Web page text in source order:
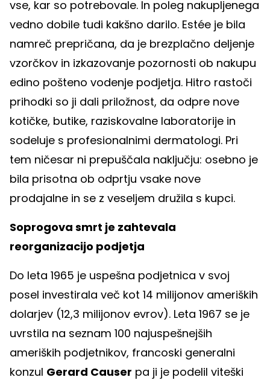
vse, kar so potrebovale. In poleg nakupljenega
vedno dobile tudi kakšno darilo. Estée je bila
namreč prepričana, da je brezplačno deljenje
vzorčkov in izkazovanje pozornosti ob nakupu
edino pošteno vodenje podjetja. Hitro rastoči
prihodki so ji dali priložnost, da odpre nove
kotičke, butike, raziskovalne laboratorije in
sodeluje s profesionalnimi dermatologi. Pri
tem ničesar ni prepuščala naključju: osebno je
bila prisotna ob odprtju vsake nove
prodajalne in se z veseljem družila s kupci.
Soprogova smrt je zahtevala
reorganizacijo podjetja
Do leta 1965 je uspešna podjetnica v svoj
posel investirala več kot 14 milijonov ameriških
dolarjev (12,3 milijonov evrov). Leta 1967 se je
uvrstila na seznam 100 najuspešnejših
ameriških podjetnikov, francoski generalni
konzul Gerard Causer pa ji je podelil viteški